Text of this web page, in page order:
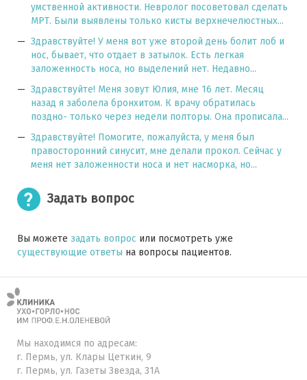
умственной активности. Невролог посоветовал сделать
МРТ. Были выявлены только кисты верхнечелюстных...
Здравствуйте! У меня вот уже второй день болит лоб и
нос, бывает, что отдает в затылок. Есть легкая
заложенность носа, но выделений нет. Недавно...
Здравствуйте! Меня зовут Юлия, мне 16 лет. Месяц
назад я заболела бронхитом. К врачу обратилась
поздно- только через недели полторы. Она прописала...
Здравствуйте! Помогите, пожалуйста, у меня был
правосторонний синусит, мне делали прокол. Сейчас у
меня нет заложенности носа и нет насморка, но...
Задать вопрос
Вы можете задать вопрос или посмотреть уже
существующие ответы на вопросы пациентов.
Мы находимся по адресам:
г. Пермь, ул. Клары Цеткин, 9
г. Пермь, ул. Газеты Звезда, 31А